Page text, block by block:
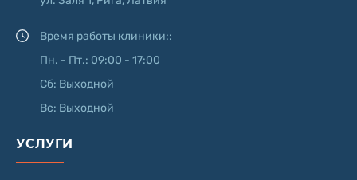
Время работы клиники::
Пн. - Пт.: 09:00 - 17:00
Сб: Выходной
Вс: Выходной
УСЛУГИ